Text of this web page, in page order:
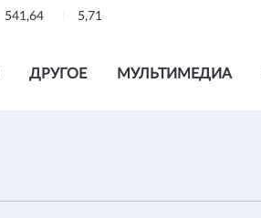
541,64 5,71
ДРУГОЕ МУЛЬТИМЕДИА